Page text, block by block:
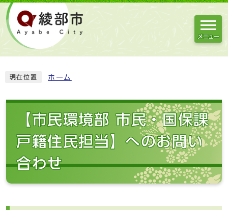
メニュー
現在位置 ホーム
【市民環境部 市民・国保課
戸籍住民担当】へのお問い
合わせ